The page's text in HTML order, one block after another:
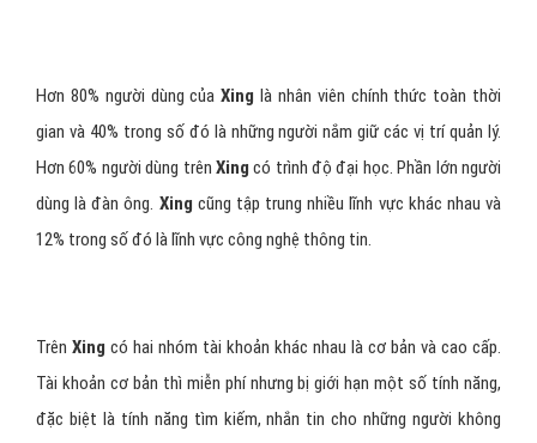
Hơn 80% người dùng củaXing là nhân viên chính thức toàn thời
gian và 40% trong số đó là những người nắm giữ các vị trí quản lý.
Hơn 60% người dùng trên Xing có trình độ đại học. Phần lớn người
dùng là đàn ông. Xing cũng tập trung nhiều lĩnh vực khác nhau và
12% trong số đó là lĩnh vực công nghệ thông tin.
Trên Xing có hai nhóm tài khoản khác nhau là cơ bản và cao cấp.
Tài khoản cơ bản thì miễn phí nhưng bị giới hạn một số tính năng,
đặc biệt là tính năng tìm kiếm, nhắn tin cho những người không